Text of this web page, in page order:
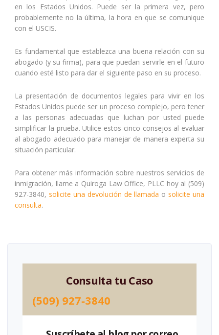
en los Estados Unidos. Puede ser la primera vez, pero
probablemente no la última, la hora en que se comunique
con el USCIS.
Es fundamental que establezca una buena relación con su
abogado (y su firma), para que puedan servirle en el futuro
cuando esté listo para dar el siguiente paso en su proceso.
La presentación de documentos legales para vivir en los
Estados Unidos puede ser un proceso complejo, pero tener
a las personas adecuadas que luchan por usted puede
simplificar la prueba. Utilice estos cinco consejos al evaluar
al abogado adecuado para manejar de manera experta su
situación particular.
Para obtener más información sobre nuestros servicios de
inmigración, llame a Quiroga Law Office, PLLC hoy al (509)
927-3840, solicite una devolución de llamada o solicite una
consulta.
Consulta tu Caso
(509) 927-3840